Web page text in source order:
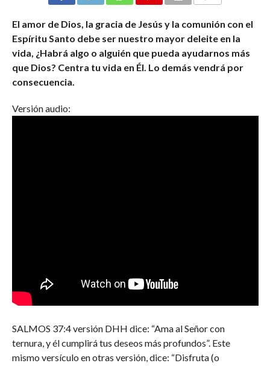
El amor de Dios, la gracia de Jesús y la comunión con el
Espíritu Santo debe ser nuestro mayor deleite en la
vida, ¿Habrá algo o alguién que pueda ayudarnos más
que Dios? Centra tu vida en Él. Lo demás vendrá por
consecuencia.
Versión audio:
SALMOS 37:4 versión DHH dice: “Ama al Señor con
ternura, y él cumplirá tus deseos más profundos”. Este
mismo versículo en otras versión, dice: “Disfruta (o